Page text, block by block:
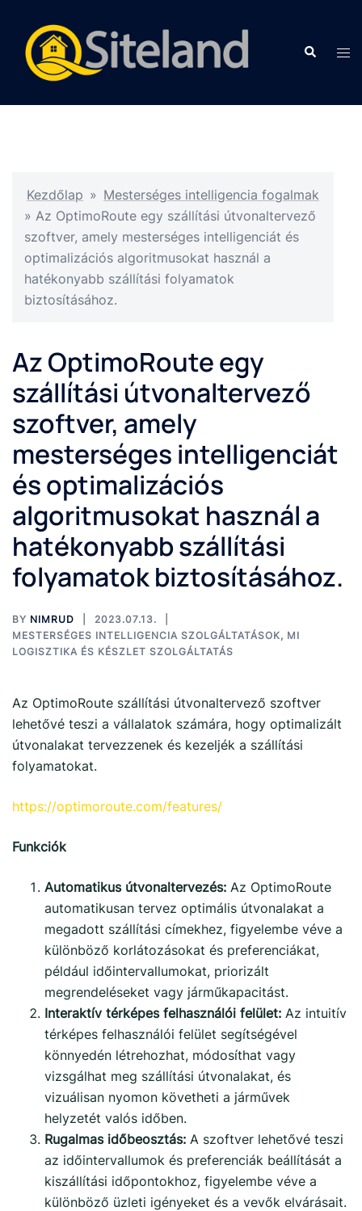
Kezdőlap » Mesterséges intelligencia fogalmak
» Az OptimoRoute egy szállítási útvonaltervező
szoftver, amely mesterséges intelligenciát és
optimalizációs algoritmusokat használ a
hatékonyabb szállítási folyamatok
biztosításához.
Az OptimoRoute egy
szállítási útvonaltervező
szoftver, amely
mesterséges intelligenciát
és optimalizációs
algoritmusokat használ a
hatékonyabb szállítási
folyamatok biztosításához.
BY NIMRUD
2023.07.13.
MESTERSÉGES INTELLIGENCIA SZOLGÁLTATÁSOK, MI
LOGISZTIKA ÉS KÉSZLET SZOLGÁLTATÁS
Az OptimoRoute szállítási útvonaltervező szoftver
lehetővé teszi a vállalatok számára, hogy optimalizált
útvonalakat tervezzenek és kezeljék a szállítási
folyamatokat.
https://optimoroute.com/features/
Funkciók
Automatikus útvonaltervezés: Az OptimoRoute
automatikusan tervez optimális útvonalakat a
megadott szállítási címekhez, figyelembe véve a
különböző korlátozásokat és preferenciákat,
például időintervallumokat, priorizált
megrendeléseket vagy járműkapacitást.
Interaktív térképes felhasználói felület: Az intuitív
térképes felhasználói felület segítségével
könnyedén létrehozhat, módosíthat vagy
vizsgálhat meg szállítási útvonalakat, és
vizuálisan nyomon követheti a járművek
helyzetét valós időben.
Rugalmas időbeosztás: A szoftver lehetővé teszi
az időintervallumok és preferenciák beállítását a
kiszállítási időpontokhoz, figyelembe véve a
különböző üzleti igényeket és a vevők elvárásait.